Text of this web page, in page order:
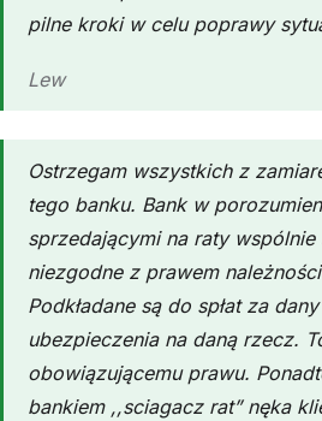
pilne kroki w celu poprawy
Lew
Ostrzegam wszystkich z
tego banku. Bank w
sprzedającymi na raty
niezgodne z prawem
Podkładane są do spłat za
ubezpieczenia na daną rzecz.
obowiązującemu prawu.
bankiem ,,sciagacz rat” nęka